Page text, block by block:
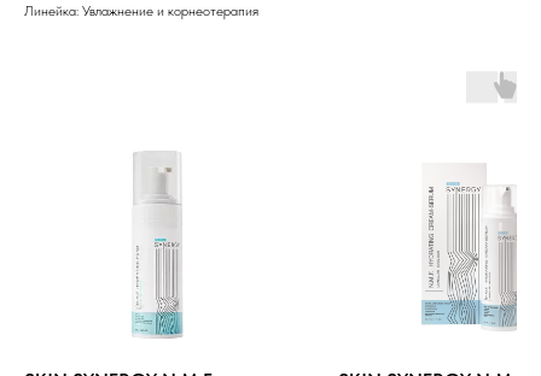
Линейка: Увлажнение и корнеотерапия